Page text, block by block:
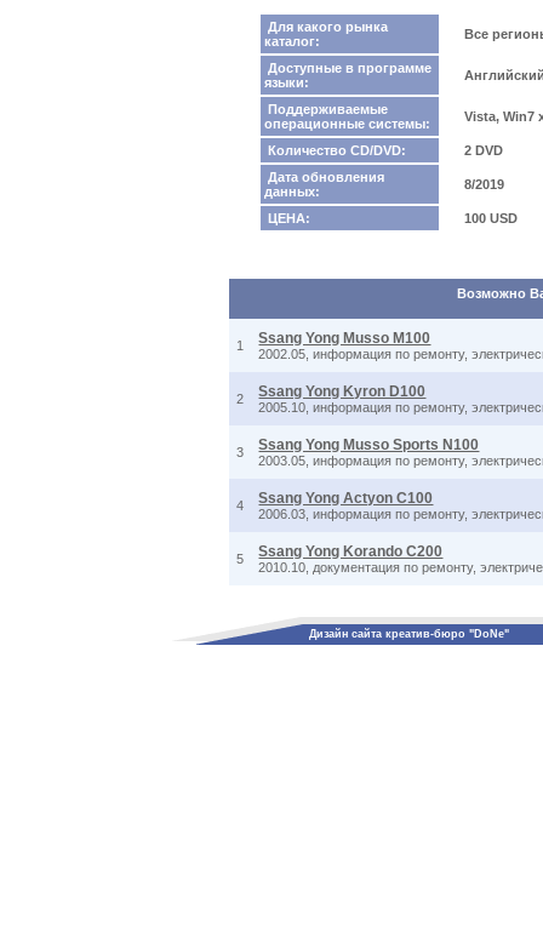
Для какого рынка
каталог:
Все
Доступные в программе
языки:
Поддерживаемые
операционные системы:
Vista, Win7
Количество CD/DVD:
2 DVD
Дата обновления
данных:
8/2019
ЦЕНА: 100 USD
Возможно
1 Ssang Yong Musso M100
2002.05, информация по ремонту,
2 Ssang Yong Kyron D100
2005.10, информация по ремонту,
3 Ssang Yong Musso Sports N100
2003.05, информация по ремонту,
4 Ssang Yong Actyon C100
2006.03, информация по ремонту,
5 Ssang Yong Korando C200
2010.10, документация по ремонту,
Дизайн сайта креатив-бюро "DoNe"